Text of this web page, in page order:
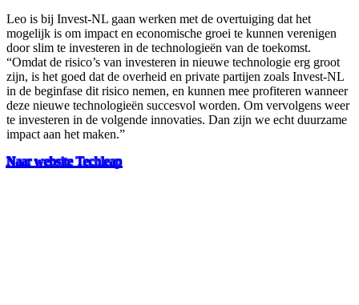
Leo is bij Invest-NL gaan werken met de overtuiging dat het
mogelijk is om impact en economische groei te kunnen verenigen
door slim te investeren in de technologieën van de toekomst.
“Omdat de risico’s van investeren in nieuwe technologie erg groot
zijn, is het goed dat de overheid en private partijen zoals Invest-NL
in de beginfase dit risico nemen, en kunnen mee profiteren wanneer
deze nieuwe technologieën succesvol worden. Om vervolgens weer
te investeren in de volgende innovaties. Dan zijn we echt duurzame
impact aan het maken.”
Naar website Techleap